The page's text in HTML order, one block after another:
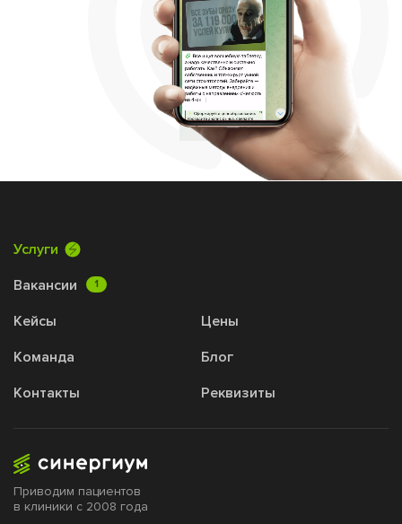
Приводим пациентов
в клиники с 2008 года
Услуги
Вакансии
1
Кейсы
Цены
Команда
Блог
Контакты
Реквизиты